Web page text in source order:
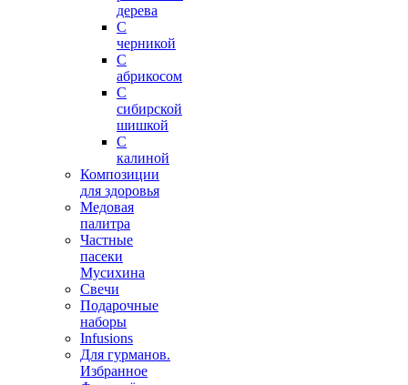
дерева
С
черникой
С
абрикосом
С
сибирской
шишкой
С
калиной
Композиции
для здоровья
Медовая
палитра
Частные
пасеки
Мусихина
Свечи
Подарочные
наборы
Infusions
Для гурманов.
Избранное